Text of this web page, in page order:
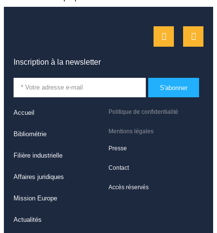
Politique de confidentialité
Mentions légales
Presse
Contact
Accès réservés
Accueil
Bibliométrie
Filière industrielle
Affaires juridiques
Mission Europe
Actualités
Inscription à la newsletter
S'abonner